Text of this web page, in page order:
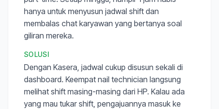
hanya untuk menyusun jadwal shift dan
membalas chat karyawan yang bertanya soal
giliran mereka.
SOLUSI
Dengan Kasera, jadwal cukup disusun sekali di
dashboard. Keempat nail technician langsung
melihat shift masing-masing dari HP. Kalau ada
yang mau tukar shift, pengajuannya masuk ke